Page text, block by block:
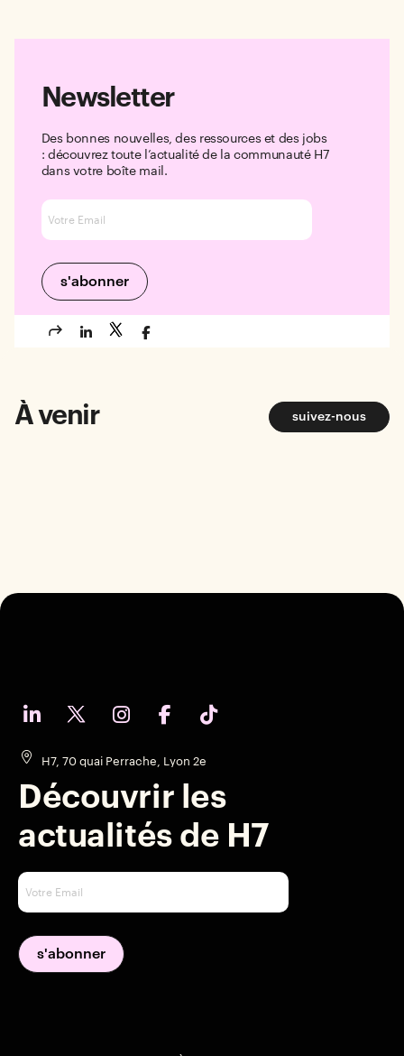
Newsletter
Des bonnes nouvelles, des ressources et des jobs
: découvrez toute l’actualité de la communauté H7
dans votre boîte mail.
À venir suivez-nous
H7, 70 quai Perrache, Lyon 2e
Découvrir les
actualités de H7